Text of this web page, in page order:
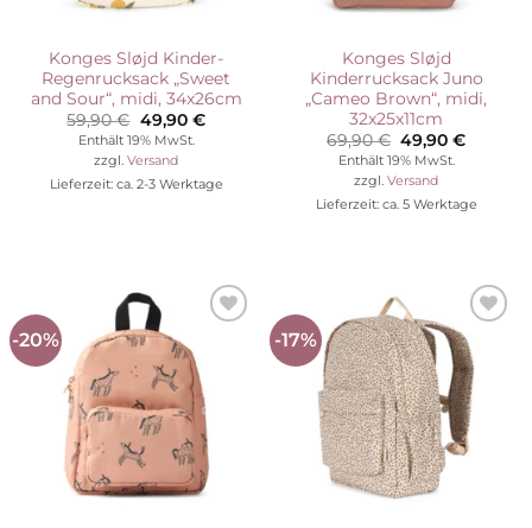
Konges Sløjd Kinder-
Regenrucksack „Sweet
and Sour“, midi, 34x26cm
59,90€ Ursprünglicher
Preis
war:
59,90 €
49,90 €Aktueller
Enthält 19% MwSt.
zzgl. Versand
Lieferzeit: ca. 2-3 Werktage
Konges Sløjd
Kinderrucksack Juno
„Cameo Brown“, midi,
32x25x11cm
69,90€ Ursprünglicher
Preis
war:
69,90 €
49,90€
Enthält 19% MwSt.
zzgl. Versand
Lieferzeit: ca. 5 Werktage
-20%
Auf die
Wunschliste
-17%
Auf die
Wunschliste